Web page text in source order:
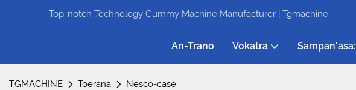
Top-notch Technology Gummy Machine Manufacturer | Tgmachine
An-Trano Vokatra Sampan'asa:
TGMACHINE Toerana Nesco-case